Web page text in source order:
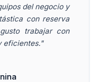
del negocio y
con reserva
trabajar con
eficientes."